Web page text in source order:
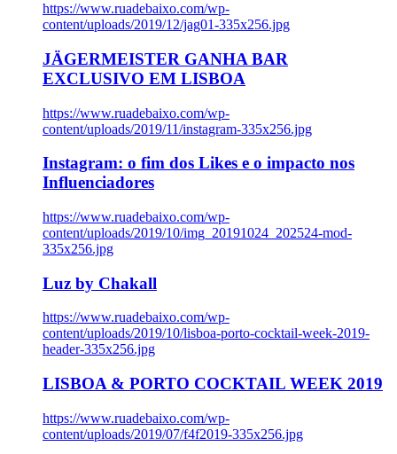
https://www.ruadebaixo.com/wp-
content/uploads/2019/12/jag01-335x256.jpg
JÄGERMEISTER GANHA BAR
EXCLUSIVO EM LISBOA
https://www.ruadebaixo.com/wp-
content/uploads/2019/11/instagram-335x256.jpg
Instagram: o fim dos Likes e o impacto nos
Influenciadores
https://www.ruadebaixo.com/wp-
content/uploads/2019/10/img_20191024_202524-mod-
335x256.jpg
Luz by Chakall
https://www.ruadebaixo.com/wp-
content/uploads/2019/10/lisboa-porto-cocktail-week-2019-
header-335x256.jpg
LISBOA & PORTO COCKTAIL WEEK 2019
https://www.ruadebaixo.com/wp-
content/uploads/2019/07/f4f2019-335x256.jpg